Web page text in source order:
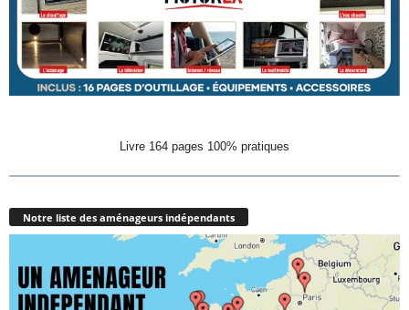
Livre 164 pages 100% pratiques
Notre liste des aménageurs indépendants